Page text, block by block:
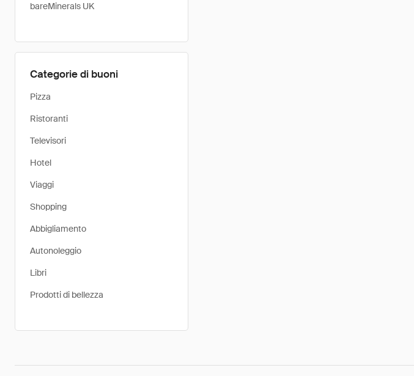
bareMinerals UK
Categorie di buoni
Pizza
Ristoranti
Televisori
Hotel
Viaggi
Shopping
Abbigliamento
Autonoleggio
Libri
Prodotti di bellezza